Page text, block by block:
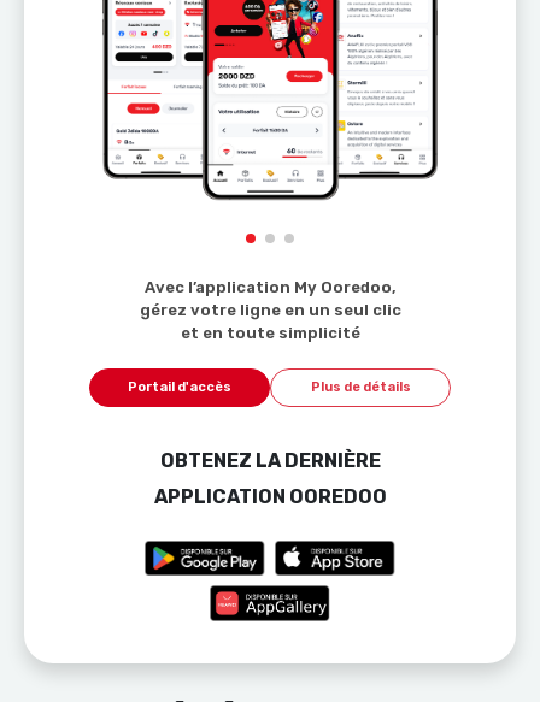
Avec l’application My Ooredoo,
gérez votre ligne en un seul clic
et en toute simplicité
Portail d'accès Plus de détails
OBTENEZ LA DERNIÈRE
APPLICATION OOREDOO